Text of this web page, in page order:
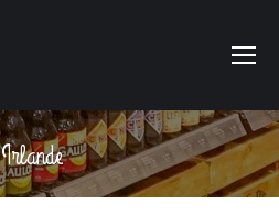
Irlande
Vous êtes ici :